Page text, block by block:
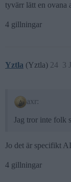
tyvärr lätt en ovana
4 gillningar
Yztla (Yztla) 3
24
axr:
Jag tror inte folk
Jo det är specifikt
4 gillningar